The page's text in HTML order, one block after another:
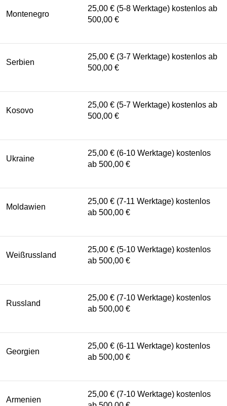
Montenegro
25,00 € (5-8 Werktage) kostenlos ab
500,00 €
Serbien
25,00 € (3-7 Werktage) kostenlos ab
500,00 €
Kosovo
25,00 € (5-7 Werktage) kostenlos ab
500,00 €
Ukraine
25,00 € (6-10 Werktage) kostenlos
ab 500,00 €
Moldawien
25,00 € (7-11 Werktage) kostenlos
ab 500,00 €
Weißrussland
25,00 € (5-10 Werktage) kostenlos
ab 500,00 €
Russland
25,00 € (7-10 Werktage) kostenlos
ab 500,00 €
Georgien
25,00 € (6-11 Werktage) kostenlos
ab 500,00 €
Armenien
25,00 € (7-10 Werktage) kostenlos